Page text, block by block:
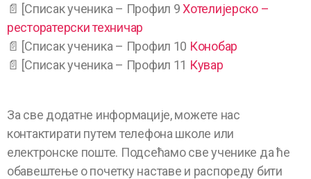
📄 [Списак ученика – Профил 9Хотелијерско –
ресторатерски техничар
📄 [Списак ученика – Профил 10 Конобар
📄 [Списак ученика – Профил 11 Кувар
За све додатне информације, можете нас
контактирати путем телефона школе или
електронске поште. Подсећамо све ученике да ће
обавештење о почетку наставе и распореду бити